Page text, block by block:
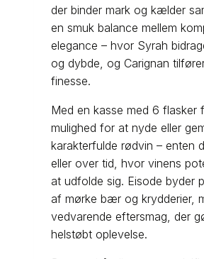
der binder mark og kælder
en smuk balance mellem
elegance – hvor Syrah
og dybde, og Carignan
finesse.
Med en kasse med 6 flasker
mulighed for at nyde eller
karakterfulde rødvin – enten
eller over tid, hvor vinens
at udfolde sig. Eisode byder
af mørke bær og krydderier,
vedvarende eftersmag, der
helstøbt oplevelse.